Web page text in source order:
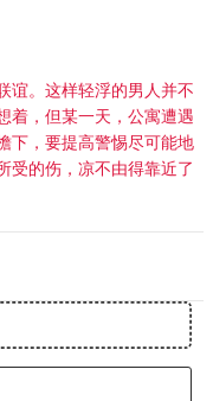
谊。这样轻浮的男人并不
，但某一天，公寓遭遇
下，要提高警惕尽可能地
的伤，凉不由得靠近了